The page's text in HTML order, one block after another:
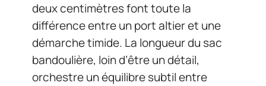
deux centimètres font toute la
différence entre un port altier et une
démarche timide. La longueur du sac
bandoulière, loin d’être un détail,
orchestre un équilibre subtil entre